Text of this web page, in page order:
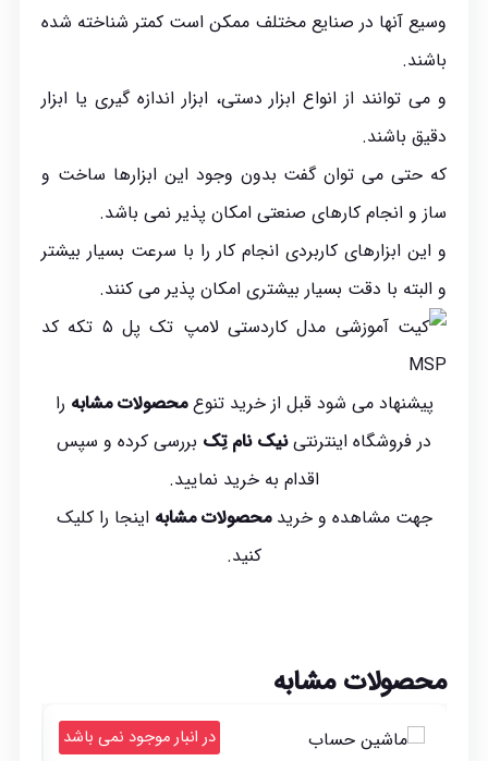
وسیع آنها در صنایع مختلف ممکن است کمتر شناخته شده
باشند.
و می توانند از انواع ابزار دستی، ابزار اندازه گیری یا ابزار
دقیق باشند.
که حتی می توان گفت بدون وجود این ابزارها ساخت و
ساز و انجام کارهای صنعتی امکان پذیر نمی باشد.
و این ابزارهای کاربردی انجام کار را با سرعت بسیار بیشتر
و البته با دقت بسیار بیشتری امکان پذیر می کنند.
پیشنهاد می شود قبل از خرید تنوعمحصولات مشابه را
در فروشگاه اینترنتینیک نام تِک بررسی کرده و سپس
اقدام به خرید نمایید.
جهت مشاهده و خریدمحصولات مشابه اینجا را کلیک
کنید.
محصولات مشابه
در انبار موجود نمی باشد